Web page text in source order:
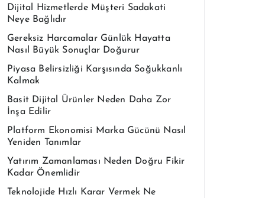
Dijital Hizmetlerde Müşteri Sadakati
Neye Bağlıdır
Gereksiz Harcamalar Günlük Hayatta
Nasıl Büyük Sonuçlar Doğurur
Piyasa Belirsizliği Karşısında Soğukkanlı
Kalmak
Basit Dijital Ürünler Neden Daha Zor
İnşa Edilir
Platform Ekonomisi Marka Gücünü Nasıl
Yeniden Tanımlar
Yatırım Zamanlaması Neden Doğru Fikir
Kadar Önemlidir
Teknolojide Hızlı Karar Vermek Ne